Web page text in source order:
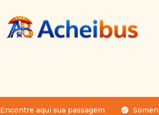
Encontre aqui sua passagem